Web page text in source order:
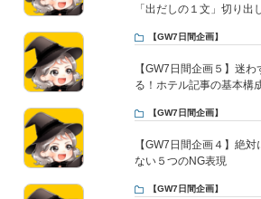
「出だしの１文」切り出
【GW7日間企画】
【GW7日間企画５】迷
る！ホテル記事の基本構
【GW7日間企画】
【GW7日間企画４】絶
ない５つのNG表現
【GW7日間企画】